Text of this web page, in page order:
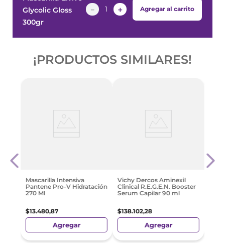
Glycolic Gloss
300gr
＋
－ Agregar al carrito
¡PRODUCTOS SIMILARES!
Ml
Mascarilla Intensiva
Pantene Pro-V Hidratación
270 Ml
$13.480,87
Agregar
Vichy Dercos Aminexil
Clinical R.E.G.E.N. Booster
Serum Capilar 90 ml
$138.102,28
Agregar